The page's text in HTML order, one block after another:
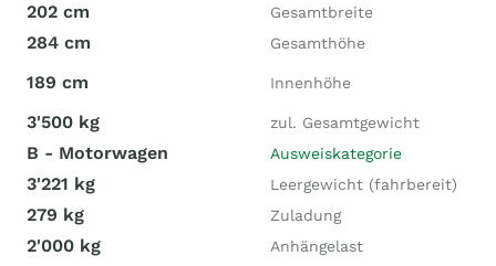
202 cm Gesamtbreite
284 cm Gesamthöhe
189 cm Innenhöhe
3'500 kg zul. Gesamtgewicht
B - Motorwagen Ausweiskategorie
3'221 kg Leergewicht (fahrbereit)
279 kg Zuladung
2'000 kg Anhängelast